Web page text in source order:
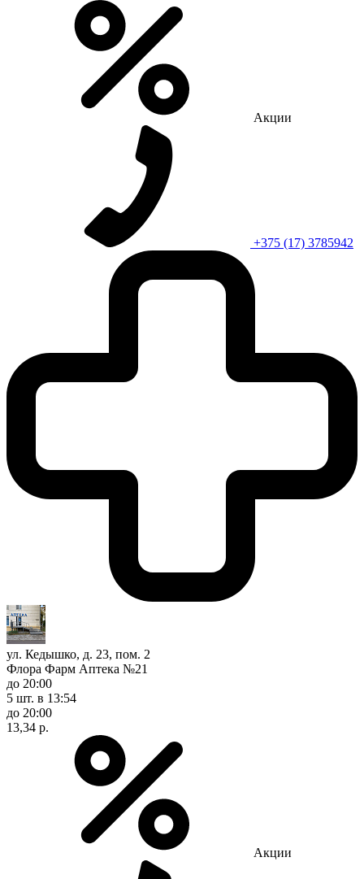
Акции
+375 (17) 3785942
ул. Кедышко, д. 23, пом. 2
Флора Фарм Аптека №21
до 20:00
5 шт. в 13:54
до 20:00
13,34 р.
Акции